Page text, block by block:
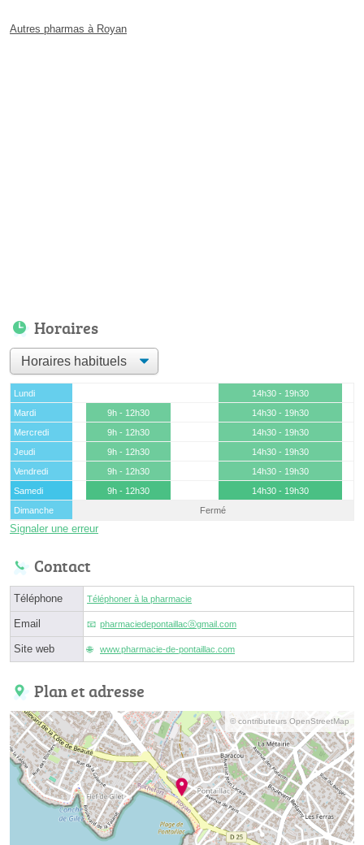
Autres pharmas à Royan
Horaires
Lundi
14h30 - 19h30
Mardi
9h - 12h30
14h30 - 19h30
Mercredi
9h - 12h30
14h30 - 19h30
Jeudi
9h - 12h30
14h30 - 19h30
Vendredi
9h - 12h30
14h30 - 19h30
Samedi
9h - 12h30
14h30 - 19h30
Dimanche
Fermé
Signaler une erreur
Contact
Téléphone Téléphoner à la pharmacie
Email pharmaciedepontaillacⓐgmail.com
Site web www.pharmacie-de-pontaillac.com
Plan et adresse
© contributeurs OpenStreetMap